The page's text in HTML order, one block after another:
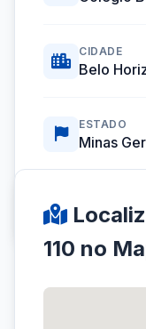
CIDADE
Belo
ESTADO
Minas
110 no